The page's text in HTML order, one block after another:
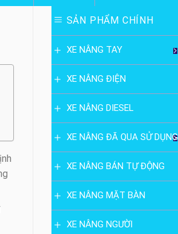
SẢN PHẨM CHÍNH
XE NÂNG TAY
XE NÂNG ĐIỆN
XE NÂNG DIESEL
XE NÂNG ĐÃ QUA SỬ DỤNG
XE NÂNG BÁN TỰ ĐỘNG
XE NÂNG MẶT BÀN
XE NÂNG NGƯỜI